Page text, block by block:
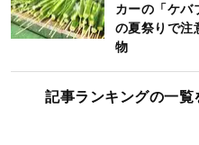
カーの「ケ
の夏祭りで注
物
記事ランキングの一覧